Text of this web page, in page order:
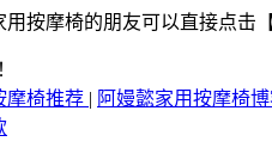
按摩椅的朋友可以直接点击
摩椅推荐 | 阿嫚懿家用按摩椅